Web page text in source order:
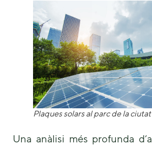
Plaques solars al parc de la
Una anàlisi més profunda